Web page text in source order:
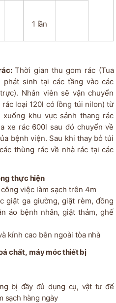
1 lần
Thời gian thu gom rác (Tua
phát sinh tại các tầng vào các
. Nhân viên sẽ vận chuyển
rác loại 120l có lồng túi nilon) từ
khu vực sảnh thang rác
xe rác 600l sau đó chuyển về
bệnh viện. Sau khi thay bỏ túi
thùng rác về nhà rác tại các
thực hiện
việc làm sạch trên 4m
giặt ga giường, giặt rèm, đồng
áo bệnh nhân, giặt thảm, ghế
kính cao bên ngoài tòanhà
chất, máymóc thiết bị
bị đầy đủ dụng cụ, vật tư để
sạch hàng ngày